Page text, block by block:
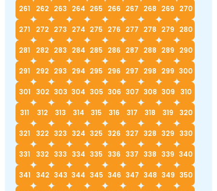
261 262 263 264 265 266 267 268 269 270
271 272 273 274 275 276 277 278 279 280
281 282 283 284 285 286 287 288 289 290
291 292 293 294 295 296 297 298 299 300
301 302 303 304 305 306 307 308 309 310
311 312 313 314 315 316 317 318 319 320
321 322 323 324 325 326 327 328 329 330
331 332 333 334 335 336 337 338 339 340
341 342 343 344 345 346 347 348 349 350